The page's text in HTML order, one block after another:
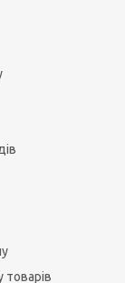
товарів